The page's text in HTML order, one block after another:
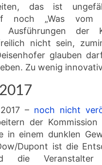
das ist
noch „Was vom
Ausführungen der
nicht sein,
glauben
Zu wenig
– noch nicht
der
in einem dunklen
Dupont ist die
die Veranstalter